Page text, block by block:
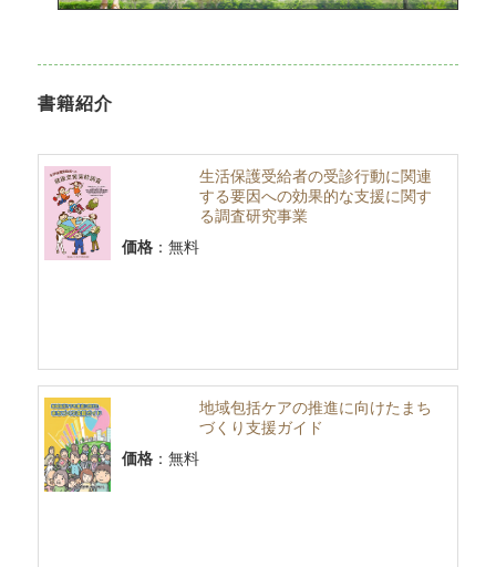
書籍紹介
生活保護受給者の受診行動に関連
する要因への効果的な支援に関す
る調査研究事業
価格 ：無料
地域包括ケアの推進に向けたまち
づくり支援ガイド
価格 ：無料